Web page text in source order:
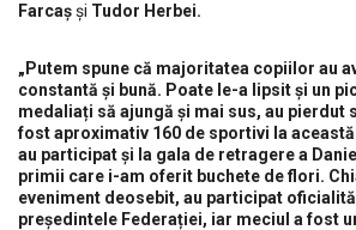
Farcașși Tudor Herbei.
„Putem spune că majoritatea copiilor au
constantă și bună. Poate le-a lipsit și un
medaliați să ajungă și mai sus, au pierdut
fost aproximativ 160 de sportivi la
au participat și la gala de retragere a
primii care i-am oferit buchete de flori.
eveniment deosebit, au participat
președintele Federației, iar meciul a fost